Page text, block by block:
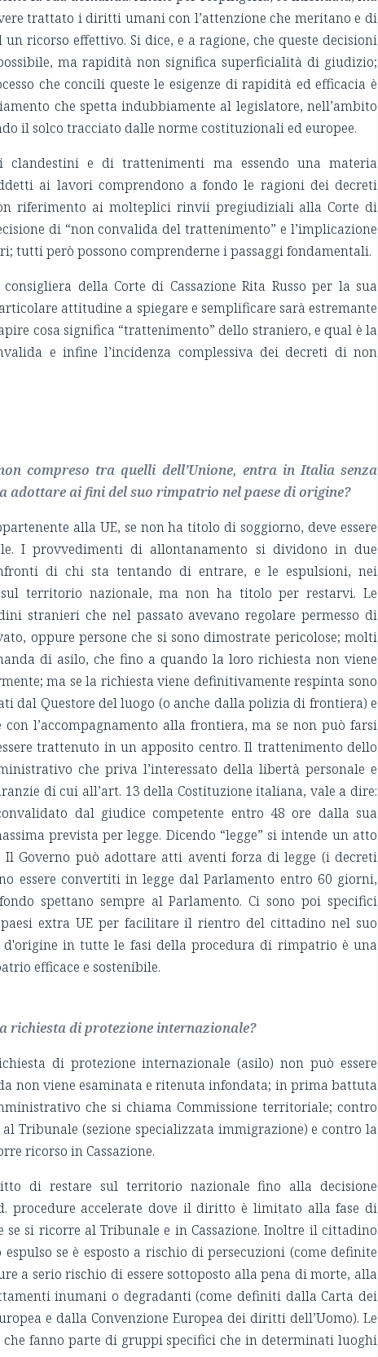
trattato i diritti umani con l’attenzione che meritano e di
un ricorso effettivo. Si dice, e a ragione, che queste decisioni
ma rapidità non significa superficialità di giudizio;
che concili queste le esigenze di rapidità ed efficacia è
che spetta indubbiamente al legislatore, nell’ambito
il solco tracciato dalle norme costituzionali ed europee.
e di trattenimenti ma essendo una materia
ai lavori comprendono a fondo le ragioni dei decreti
riferimento ai molteplici rinvii pregiudiziali alla Corte di
di “non convalida del trattenimento” e l’implicazione
tutti però possono comprenderne i passaggi fondamentali.
della Corte di Cassazione Rita Russo per la sua
attitudine a spiegare e semplificare sarà estremante
cosa significa “trattenimento” dello straniero, e qual è la
e infine l’incidenza complessiva dei decreti di non
compreso tra quelli dell’Unione, entra in Italia senza
adottare ai fini del suo rimpatrio nel paese di origine?
alla UE, se non ha titolo di soggiorno, deve essere
I provvedimenti di allontanamento si dividono in due
di chi sta tentando di entrare, e le espulsioni, nei
territorio nazionale, ma non ha titolo per restarvi. Le
stranieri che nel passato avevano regolare permesso di
oppure persone che si sono dimostrate pericolose; molti
di asilo, che fino a quando la loro richiesta non viene
ma se la richiesta viene definitivamente respinta sono
dal Questore del luogo (o anche dalla polizia di frontiera) e
l’accompagnamento alla frontiera, ma se non può farsi
trattenuto in un apposito centro. Il trattenimento dello
che priva l’interessato della libertà personale e
di cui all’art. 13 della Costituzione italiana, vale a dire:
dal giudice competente entro 48 ore dalla sua
prevista per legge. Dicendo “legge” si intende un atto
Il Governo può adottare atti aventi forza di legge (i decreti
essere convertiti in legge dal Parlamento entro 60 giorni,
spettano sempre al Parlamento. Ci sono poi specifici
extra UE per facilitare il rientro del cittadino nel suo
d'origine in tutte le fasi della procedura di rimpatrio è una
efficace e sostenibile.
richiesta di protezione internazionale?
di protezione internazionale (asilo) non può essere
non viene esaminata e ritenuta infondata; in prima battuta
che si chiama Commissione territoriale; contro
Tribunale (sezione specializzata immigrazione) e contro la
ricorso in Cassazione.
di restare sul territorio nazionale fino alla decisione
procedure accelerate dove il diritto è limitato alla fase di
se si ricorre al Tribunale e in Cassazione. Inoltre il cittadino
se è esposto a rischio di persecuzioni (come definite
a serio rischio di essere sottoposto alla pena di morte, alla
inumani o degradanti (come definiti dalla Carta dei
e dalla Convenzione Europea dei diritti dell’Uomo). Le
fanno parte di gruppi specifici che in determinati luoghi